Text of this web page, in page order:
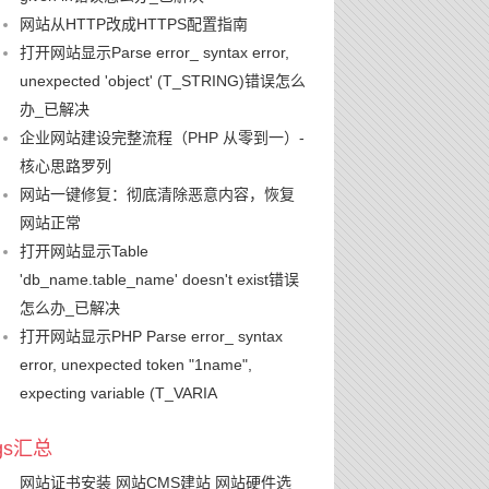
网站从HTTP改成HTTPS配置指南
打开网站显示Parse error_ syntax error,
unexpected 'object' (T_STRING)错误怎么
办_已解决
企业网站建设完整流程（PHP 从零到一）-
核心思路罗列
网站一键修复：彻底清除恶意内容，恢复
网站正常
打开网站显示Table
'db_name.table_name' doesn't exist错误
怎么办_已解决
打开网站显示PHP Parse error_ syntax
error, unexpected token "1name",
expecting variable (T_VARIA
汇总
网站证书安装 网站CMS建站 网站硬件选